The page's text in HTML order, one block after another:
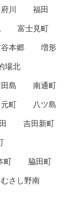
府川
福田
富士見町
本郷
増形
場北
島
南通町
元町
八ツ島
吉田新町
町
脇田町
むさし野南